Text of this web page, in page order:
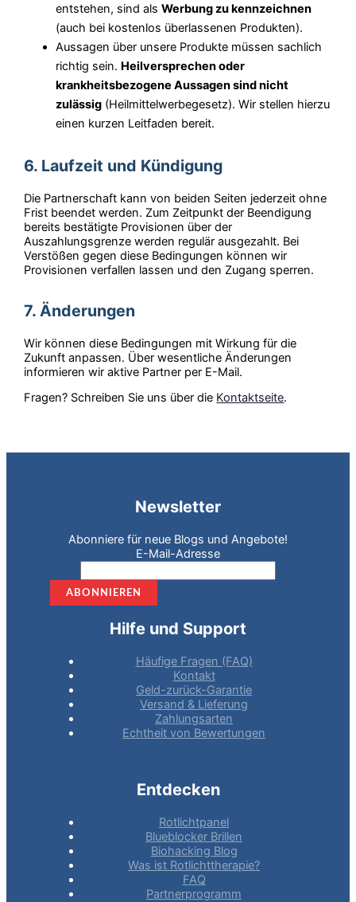
entstehen, sind alsWerbung zu kennzeichnen
(auch bei kostenlos überlassenen Produkten).
Aussagen über unsere Produkte müssen sachlich
richtig sein. Heilversprechen oder
krankheitsbezogene Aussagen sind nicht
zulässig (Heilmittelwerbegesetz). Wir stellen hierzu
einen kurzen Leitfaden bereit.
6. Laufzeit und Kündigung
Die Partnerschaft kann von beiden Seiten jederzeit ohne
Frist beendet werden. Zum Zeitpunkt der Beendigung
bereits bestätigte Provisionen über der
Auszahlungsgrenze werden regulär ausgezahlt. Bei
Verstößen gegen diese Bedingungen können wir
Provisionen verfallen lassen und den Zugang sperren.
7. Änderungen
Wir können diese Bedingungen mit Wirkung für die
Zukunft anpassen. Über wesentliche Änderungen
informieren wir aktive Partner per E-Mail.
Fragen? Schreiben Sie uns über die Kontaktseite.
Newsletter
Abonniere für neue Blogs und Angebote!
E-Mail-Adresse
Hilfe und Support
Häufige Fragen (FAQ)
Kontakt
Geld-zurück-Garantie
Versand & Lieferung
Zahlungsarten
Echtheit von Bewertungen
Entdecken
Rotlichtpanel
Blueblocker Brillen
Biohacking Blog
Was ist Rotlichttherapie?
FAQ
Partnerprogramm